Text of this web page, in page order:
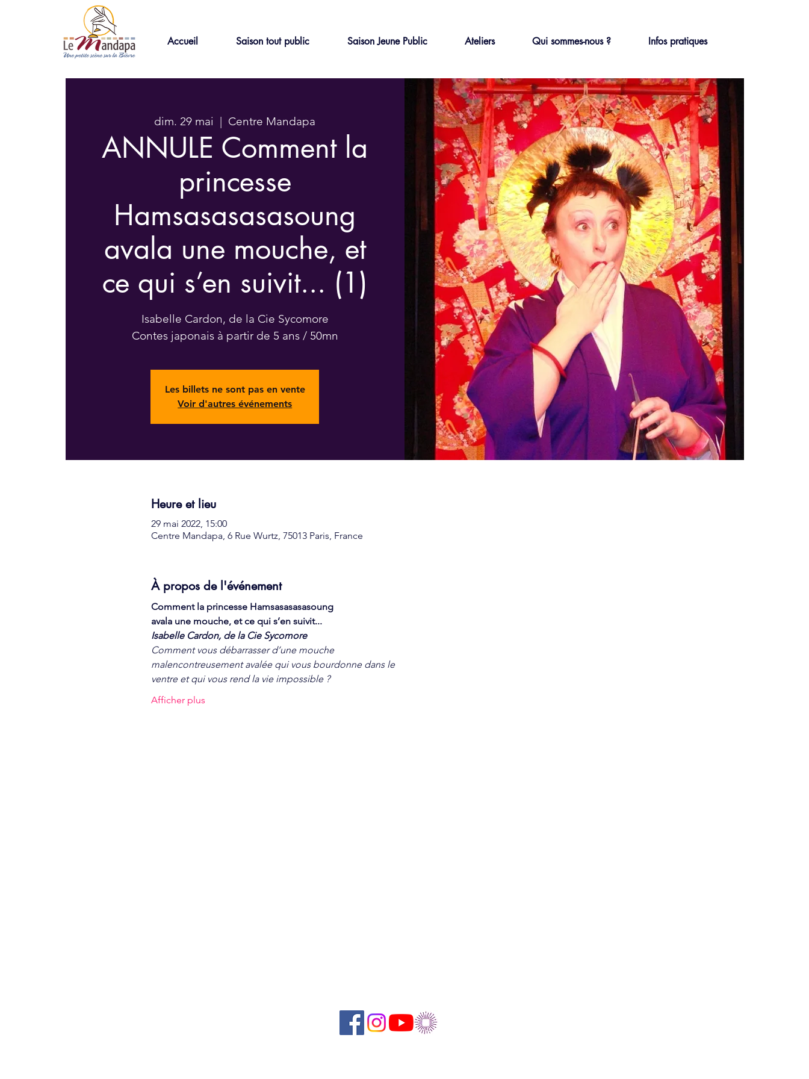
Accueil Saison tout public Saison Jeune Public Ateliers Qui sommes-nous ? Infos pratiques
dim. 29 mai
  |
Centre Mandapa
ANNULE Comment la
princesse
Hamsasasasasoung
avala une mouche, et
ce qui s’en suivit... (1)
Isabelle Cardon, de la Cie Sycomore
Contes japonais à partir de 5 ans / 50mn
Les billets ne sont pas en vente
Voir d'autres événements
Heure et lieu
29 mai 2022, 15:00
Centre Mandapa, 6 Rue Wurtz, 75013 Paris, France
À propos de l'événement
Comment la princesse Hamsasasasasoung
avala une mouche, et ce qui s’en suivit...
Isabelle Cardon, de la Cie Sycomore
Comment vous débarrasser d’une mouche
malencontreusement avalée qui vous bourdonne dans le
ventre et qui vous rend la vie impossible ?
Afficher plus